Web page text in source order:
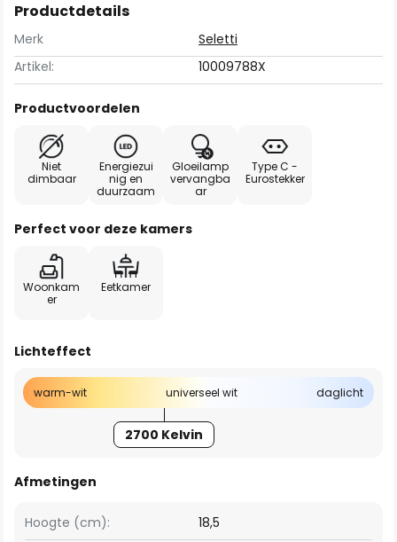
Productdetails
Merk
Seletti
Artikel:
10009788X
Productvoordelen
Niet
dimbaar
Energiezui
nig en
duurzaam
Gloeilamp
vervangba
ar
Type C -
Eurostekker
Perfect voor deze kamers
Woonkam
er
Eetkamer
Lichteffect
warm-wit universeel wit daglicht
2700 Kelvin
Afmetingen
Hoogte (cm): 18,5